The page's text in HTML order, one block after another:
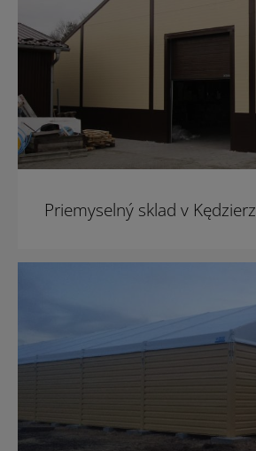
Priemyselný sklad v